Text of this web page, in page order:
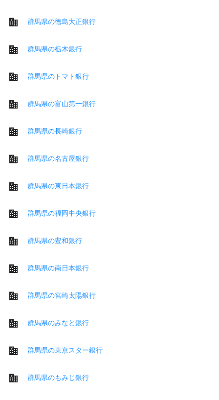
群馬県の徳島大正銀行
群馬県の栃木銀行
群馬県のトマト銀行
群馬県の富山第一銀行
群馬県の長崎銀行
群馬県の名古屋銀行
群馬県の東日本銀行
群馬県の福岡中央銀行
群馬県の豊和銀行
群馬県の南日本銀行
群馬県の宮崎太陽銀行
群馬県のみなと銀行
群馬県の東京スター銀行
群馬県のもみじ銀行